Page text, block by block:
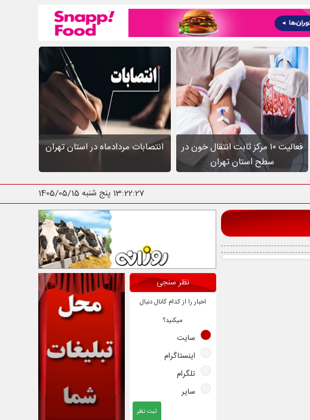
فعالیت ۱۰ مرکز ثابت انتقال خون در
سطح استان تهران
انتصابات مردادماه در استان تهران
13:22:28 پنج شنبه 1405/05/15
نظر سنجی
اخبار را از کدام کانال دنبال
میکنید؟
سایت
اینستاگرام
تلگرام
سایر
ثبت نظر